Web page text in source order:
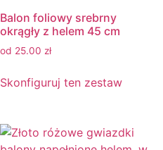
Balon foliowy srebrny
okrągły z helem 45 cm
od 25.00 zł
Skonfiguruj ten zestaw